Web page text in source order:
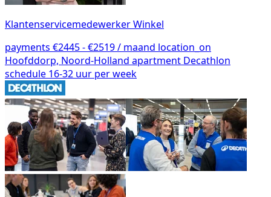
Klantenservicemedewerker Winkel
payments €2445 - €2519 / maand location_on
Hoofddorp, Noord-Holland apartment Decathlon
schedule 16-32 uur per week